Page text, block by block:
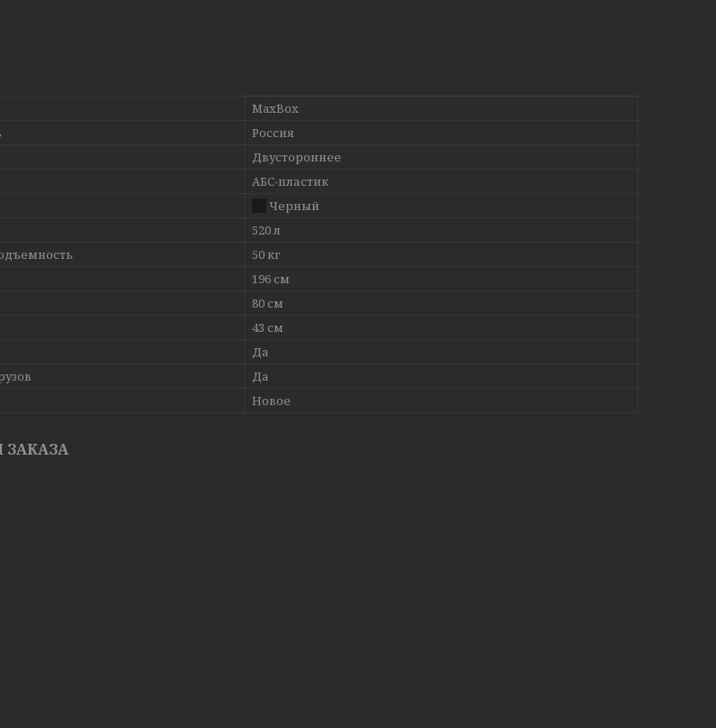
MaxBox
Россия
Двустороннее
АБС-пластик
Черный
520 л
50 кг
196 см
80 см
43 см
Да
Да
Новое